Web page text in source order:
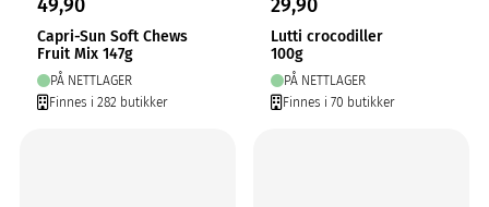
49,90
Capri-Sun Soft Chews
Fruit Mix 147g
PÅ NETTLAGER
Finnes i 282 butikker
29,90
Lutti crocodiller
100g
PÅ NETTLAGER
Finnes i 70 butikker